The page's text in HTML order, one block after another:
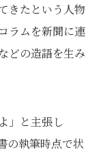
きたという人物
ラムを新聞に連
どの造語を生み
」と主張し
の執筆時点で状